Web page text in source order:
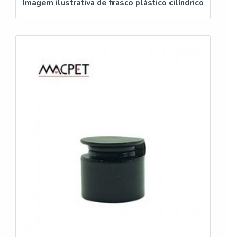
Imagem ilustrativa de frasco plástico cilíndrico